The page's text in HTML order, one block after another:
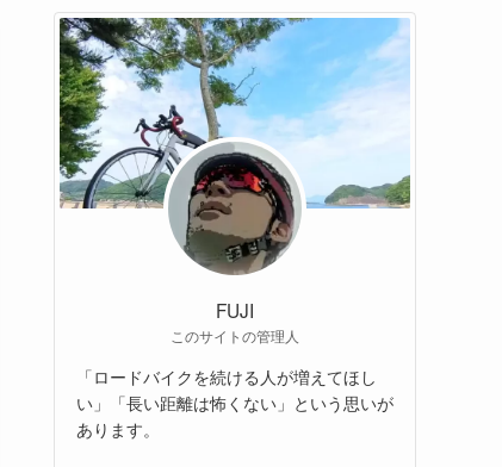
FUJI
このサイトの管理人
「ロードバイクを続ける人が増えてほし
い」「長い距離は怖くない」という思いが
あります。